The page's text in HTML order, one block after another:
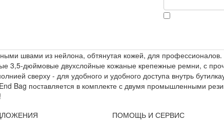
швами из нейлона, обтянутая кожей, для
3,5-дюймовые двухслойные кожаные крепежные ремни, с
сверху - для удобного и удобного доступа внутрь
Bag поставляется в комплекте с двумя промышленными
ПОМОЩЬ И СЕРВИС